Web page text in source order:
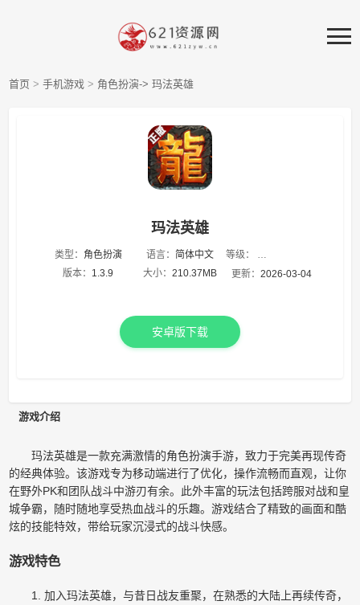
首页 >手机游戏 > 角色扮演-> 玛法英雄
玛法英雄
类型：
角色扮演
版本： 1.3.9
语言： 简体中文
大小： 210.37MB
等级：
★
更新：2026-03-04
安卓版下载
游戏介绍
玛法英雄是一款充满激情的角色扮演手游，致力于完美再现传奇
的经典体验。该游戏专为移动端进行了优化，操作流畅而直观，让你
在野外PK和团队战斗中游刃有余。此外丰富的玩法包括跨服对战和皇
城争霸，随时随地享受热血战斗的乐趣。游戏结合了精致的画面和酷
炫的技能特效，带给玩家沉浸式的战斗快感。
游戏特色
1. 加入玛法英雄，与昔日战友重聚，在熟悉的大陆上再续传奇，